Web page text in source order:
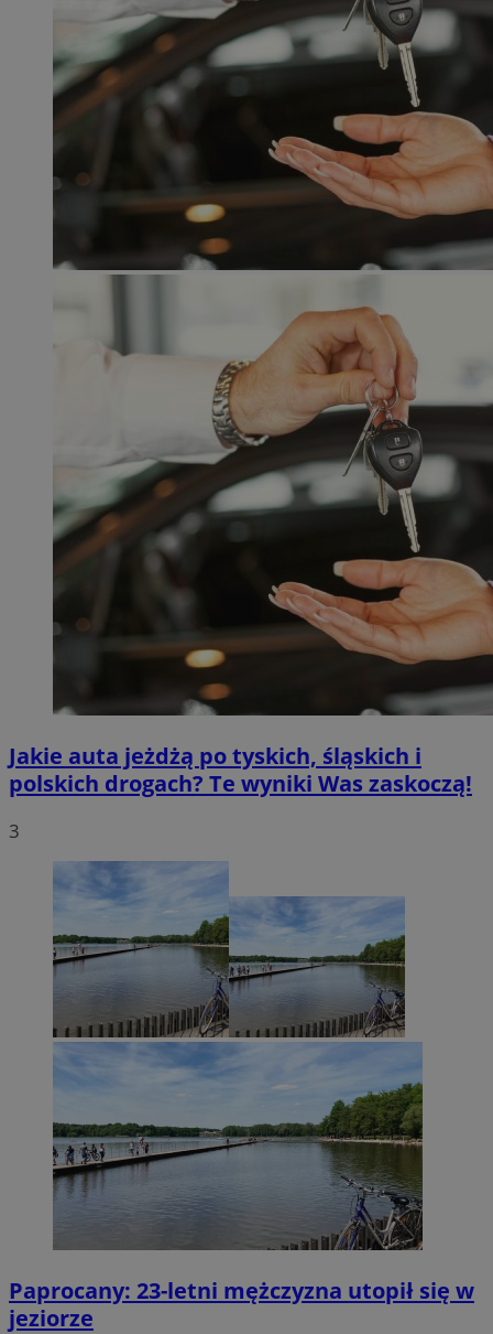
Jakie auta jeżdżą po tyskich, śląskich i
polskich drogach? Te wyniki Was zaskoczą!
3
Paprocany: 23-letni mężczyzna utopił się w
jeziorze